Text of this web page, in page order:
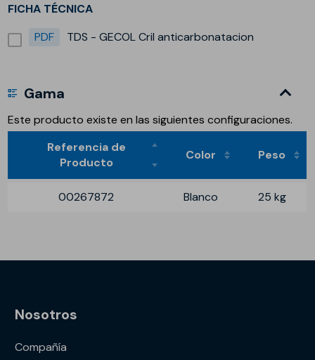
FICHA TÉCNICA
PDF
TDS - GECOL Cril anticarbonatacion
Gama
Este producto existe en las siguientes configuraciones.
Referencia de
Producto
Color Peso
00267872 Blanco 25 kg
Nosotros
Compañía